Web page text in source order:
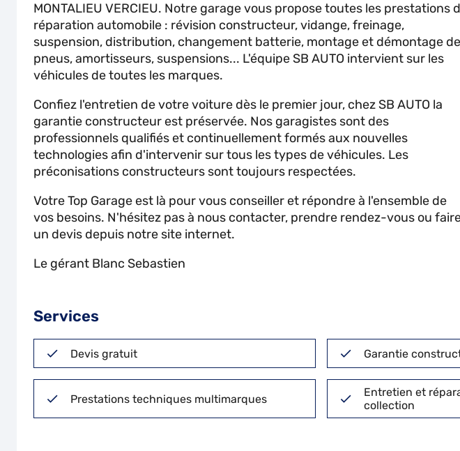
MONTALIEU VERCIEU. Notre garage vous propose toutes les prestations
réparation automobile : révision constructeur, vidange, freinage,
suspension, distribution, changement batterie, montage et démontage
pneus, amortisseurs, suspensions... L'équipe SB AUTO intervient sur les
véhicules de toutes les marques.
Confiez l'entretien de votre voiture dès le premier jour, chez SB AUTO la
garantie constructeur est préservée. Nos garagistes sont des
professionnels qualifiés et continuellement formés aux nouvelles
technologies afin d'intervenir sur tous les types de véhicules. Les
préconisations constructeurs sont toujours respectées.
Votre Top Garage est là pour vous conseiller et répondre à l'ensemble de
vos besoins. N'hésitez pas à nous contacter, prendre rendez-vous ou
un devis depuis notre site internet.
Le gérant Blanc Sebastien
Services
Devis gratuit Garantie
Prestations techniques multimarques
Entretien et
collection